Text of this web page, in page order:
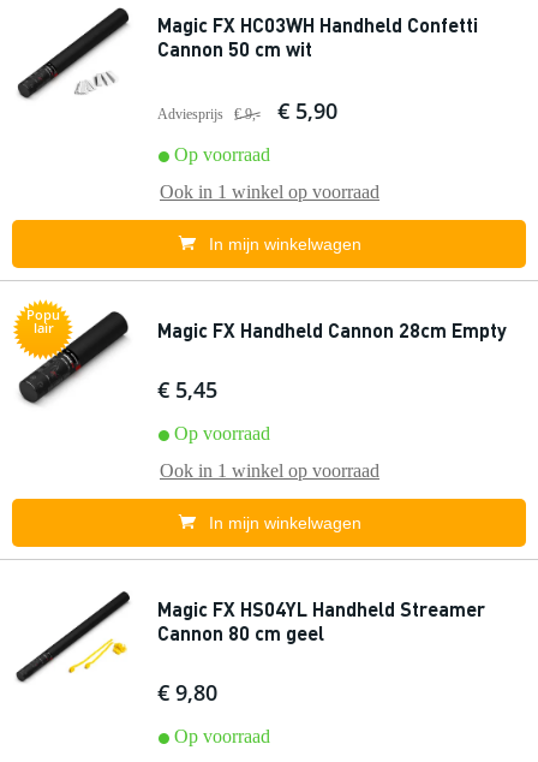
Magic FX HC03WH Handheld Confetti
Cannon 50 cm wit
Adviesprijs € 9,- € 5,90
Op voorraad
Ook in 1 winkel op voorraad
In mijn winkelwagen
Popu
lair Magic FX Handheld Cannon 28cm Empty
€ 5,45
Op voorraad
Ook in 1 winkel op voorraad
In mijn winkelwagen
Magic FX HS04YL Handheld Streamer
Cannon 80 cm geel
€ 9,80
Op voorraad